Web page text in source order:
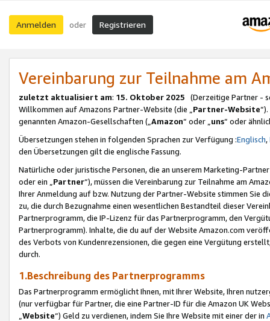
Anmelden oder Registrieren
Vereinbarung zur Teilnahme am
zuletzt aktualisiert am: 15. Oktober 2025 (Derzeitige Partner -
Willkommen auf Amazons Partner-Website (die „Partner-Website
genannten Amazon-Gesellschaften („Amazon“ oder „uns“ oder
Übersetzungen stehen in folgenden Sprachen zur Verfügung :Englisch,
den Übersetzungen gilt die englische Fassung.
Natürliche oder juristische Personen, die an unserem Marketing-
oder ein „Partner“), müssen die Vereinbarung zur Teilnahme am
Ihrer Anmeldung auf bzw. Nutzung der Partner-Website stimmen Sie
zu, die durch Bezugnahme einen wesentlichen Bestandteil dieser
Partnerprogramm, die IP-Lizenz für das Partnerprogramm, den
Partnerprogramm). Inhalte, die du auf der Website Amazon.com
des Verbots von Kundenrezensionen, die gegen eine Vergütung
durch.
1.Beschreibung des Partnerprogramms
Das Partnerprogramm ermöglicht Ihnen, mit Ihrer Website, Ihren
(nur verfügbar für Partner, die eine Partner-ID für die Amazon UK
Website“) Geld zu verdienen, indem Sie Ihre Website mit einer der in